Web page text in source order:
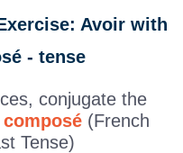
Avoir with
- tense
conjugate the
composé (French
Tense)